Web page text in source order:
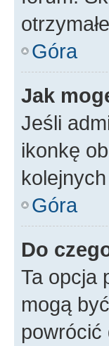
Góra
Jak
Jeśli
ikonkę
Góra
Do
Ta opcja
mogą
powrócić